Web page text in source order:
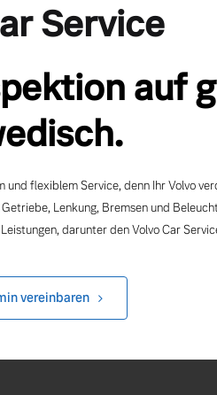
Service
auf
flexiblem Service, denn Ihr Volvo
Lenkung, Bremsen und
darunter den Volvo Car
vereinbaren